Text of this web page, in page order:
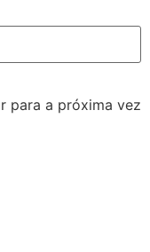
para a próxima vez